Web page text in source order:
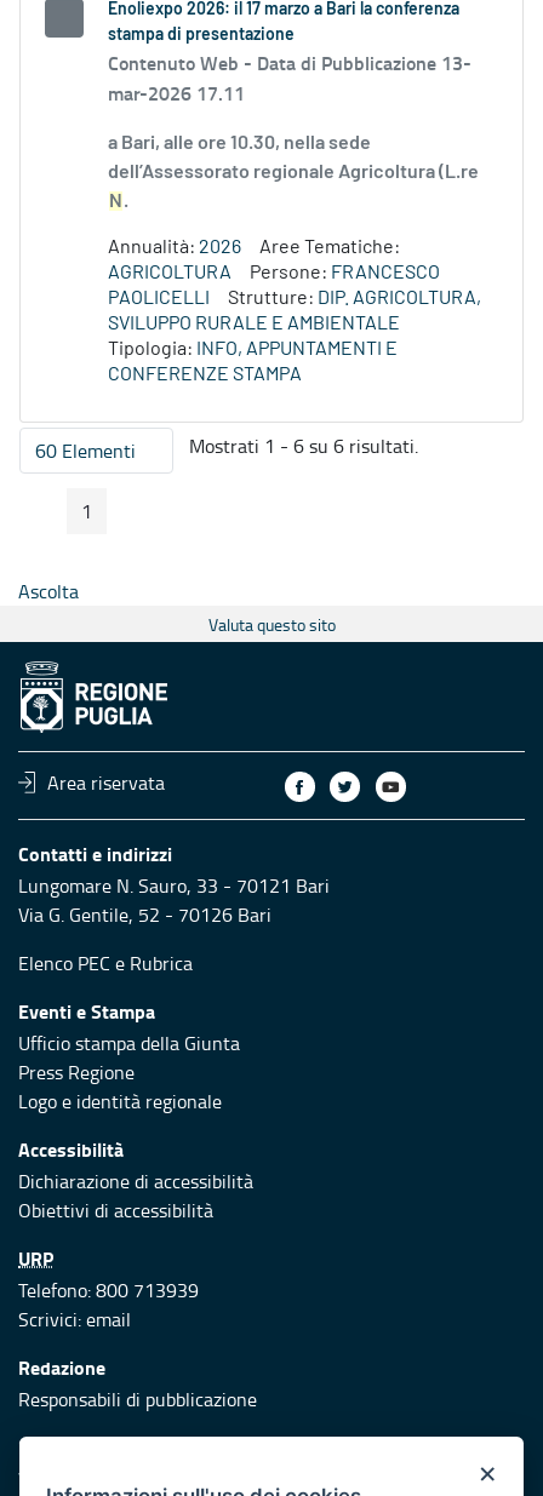
Enoliexpo 2026: il 17 marzo a Bari la conferenza
stampa di presentazione
Contenuto Web - Data di Pubblicazione 13-
mar-2026 17.11
a Bari, alle ore 10.30, nella sede
dell’Assessorato regionale Agricoltura (L.re
N .
Annualità: 2026
Aree Tematiche:
AGRICOLTURA
Persone: FRANCESCO
PAOLICELLI
Strutture: DIP. AGRICOLTURA,
SVILUPPO RURALE E AMBIENTALE
Tipologia:
INFO, APPUNTAMENTI E
CONFERENZE STAMPA
60 ElementiPer pagina
Mostrati 1 - 6 su 6 risultati.
Pagina Precedente
Pagina
1
Ascolta
Valuta questo sito
Area riservata
Contatti e indirizzi
Lungomare N. Sauro, 33 - 70121 Bari
Via G. Gentile, 52 - 70126 Bari
Elenco PEC e Rubrica
Eventi e Stampa
Ufficio stampa della Giunta
Press Regione
Logo e identità regionale
Accessibilità
Dichiarazione di accessibilità
Obiettivi di accessibilità
URP
Telefono: 800 713939
Scrivici:email
Redazione
Responsabili di pubblicazione
Protezione civile
Vai al sito di Protezione Civile Puglia ×